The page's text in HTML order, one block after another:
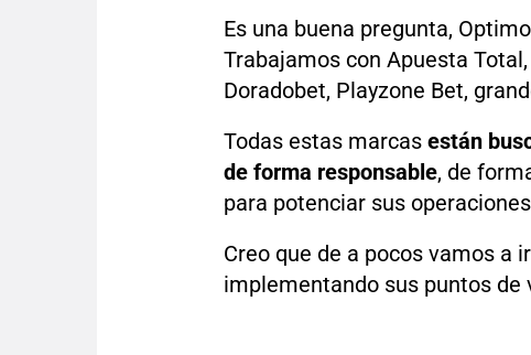
Es una buena pregunta,
Trabajamos con Apuesta
Doradobet, Playzone Bet,
Todas estas marcas están
de forma responsable, de
para potenciar sus
Creo que de a pocos vamos a
implementando sus puntos